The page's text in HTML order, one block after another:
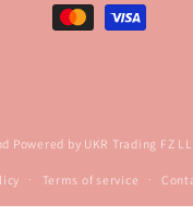
Powered by UKR Trading FZ
Terms of service